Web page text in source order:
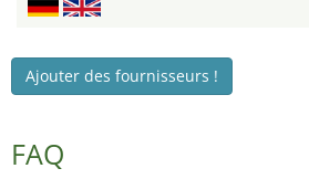
Ajouter des fournisseurs !
FAQ